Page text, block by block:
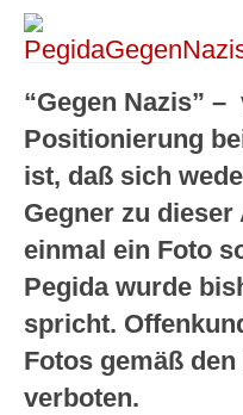
“Gegen Nazis”
Positionierung
ist, daß sich
Gegner zu
einmal ein Foto
Pegida wurde
spricht.
Fotos gemäß
verboten.